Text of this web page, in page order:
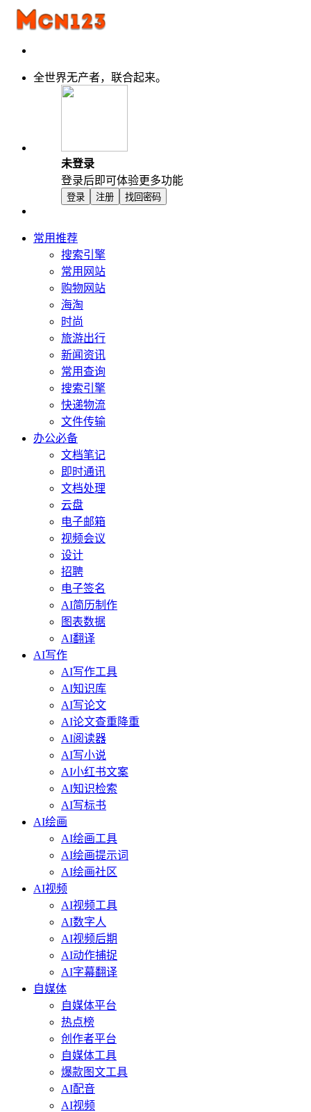
全世界无产者，联合起来。
未登录
登录后即可体验更多功能
登录 注册 找回密码
常用推荐
搜索引擎
常用网站
购物网站
海淘
时尚
旅游出行
新闻资讯
常用查询
搜索引擎
快递物流
文件传输
办公必备
文档笔记
即时通讯
文档处理
云盘
电子邮箱
视频会议
设计
招聘
电子签名
AI简历制作
图表数据
AI翻译
AI写作
AI写作工具
AI知识库
AI写论文
AI论文查重降重
AI阅读器
AI写小说
AI小红书文案
AI知识检索
AI写标书
AI绘画
AI绘画工具
AI绘画提示词
AI绘画社区
AI视频
AI视频工具
AI数字人
AI视频后期
AI动作捕捉
AI字幕翻译
自媒体
自媒体平台
热点榜
创作者平台
自媒体工具
爆款图文工具
AI配音
AI视频